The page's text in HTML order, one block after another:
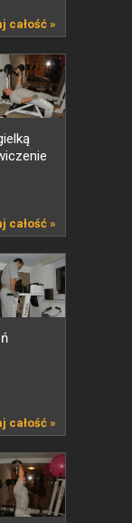
całość »
całość »
całość »